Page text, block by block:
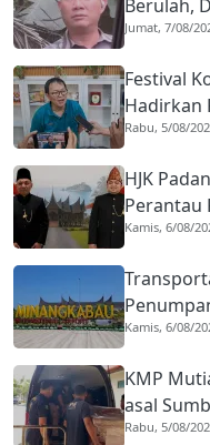
Berulah,
Jumat, 7/08/
Festival
Hadirkan
Negara
Rabu, 5/08/
HJK
Perantau
Kota
Kamis, 6/08/
Naik
Kamis, 6/08/
KMP
asal
ke Agam
Rabu, 5/08/